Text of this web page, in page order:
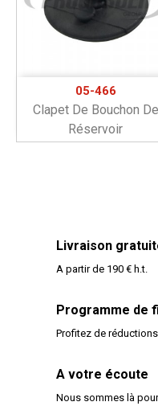
05-466
Clapet De Bouchon De
Réservoir
Livraison
A partir de 190 € h.t.
Programme de
Profitez de
A votre écoute
Nous sommes là